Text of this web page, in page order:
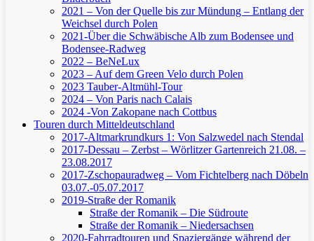
2021 – Von der Quelle bis zur Mündung – Entlang der
Weichsel durch Polen
2021-Über die Schwäbische Alb zum Bodensee und
Bodensee-Radweg
2022 – BeNeLux
2023 – Auf dem Green Velo durch Polen
2023 Tauber-Altmühl-Tour
2024 – Von Paris nach Calais
2024 -Von Zakopane nach Cottbus
Touren durch Mitteldeutschland
2017-Altmarkrundkurs 1: Von Salzwedel nach Stendal
2017-Dessau – Zerbst – Wörlitzer Gartenreich 21.08. –
23.08.2017
2017-Zschopauradweg – Vom Fichtelberg nach Döbeln
03.07.-05.07.2017
2019-Straße der Romanik
Straße der Romanik – Die Südroute
Straße der Romanik – Niedersachsen
2020-Fahrradtouren und Spaziergänge während der